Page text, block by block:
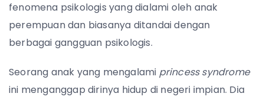
fenomena psikologis yang dialami oleh anak
perempuan dan biasanya ditandai dengan
berbagai gangguan psikologis.
Seorang anak yang mengalami princess syndrome
ini menganggap dirinya hidup di negeri impian. Dia